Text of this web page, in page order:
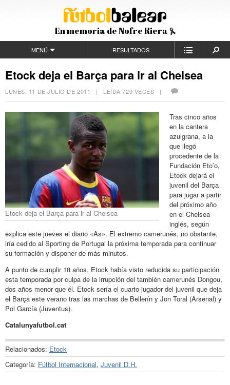
En memoria de Nofre Riera
MENÚ RESULTADOS
Etock deja el Barça para ir al Chelsea
LUNES, 11 DE JULIO DE 2011 | LEÍDA 729 VECES |
Etock deja el Barça para ir al Chelsea
Tras cinco años
en la cantera
azulgrana, a la
que llegó
procedente de la
Fundación Eto’o,
Etock dejará el
juvenil del Barça
para jugar a partir
del próximo año
en el Chelsea
inglés, según
explica este jueves el diario «As». El extremo camerunés, no obstante,
iría cedido al Sporting de Portugal la próxima temporada para continuar
su formación y disponer de más minutos.
A punto de cumplir 18 años, Etock había visto reducida su participación
esta temporada por culpa de la irrupción del también camerunés Dongou,
dos años menor que él. Etock sería el cuarto jugador del juvenil que deja
el Barça este verano tras las marchas de Bellerín y Jon Toral (Arsenal) y
Pol García (Juventus).
Catalunyafutbol.cat
Relacionados: Etock
Categoría: Fútbol Internacional, Juvenil D.H.